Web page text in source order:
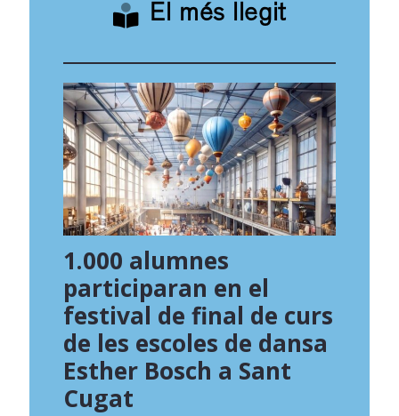
El més llegit
1.000 alumnes
participaran en el
festival de final de curs
de les escoles de dansa
Esther Bosch a Sant
Cugat